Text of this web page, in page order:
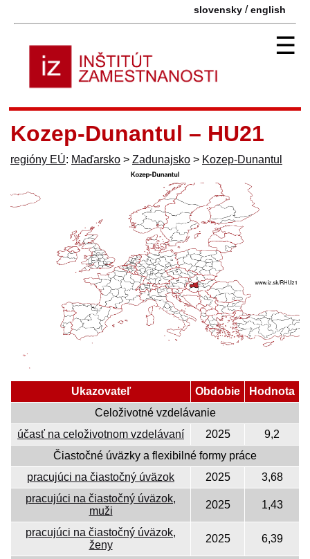
slovensky /english
☰
Kozep-Dunantul – HU21
regióny EÚ: Maďarsko > Zadunajsko > Kozep-Dunantul
Ukazovateľ Obdobie
Hodnota
Celoživotné vzdelávanie
účasť na celoživotnom vzdelávaní
2025
9,2
Čiastočné úväzky a flexibilné formy práce
pracujúci na čiastočný úväzok
2025
3,68
pracujúci na čiastočný úväzok,
muži
2025 1,43
pracujúci na čiastočný úväzok,
ženy
2025 6,39